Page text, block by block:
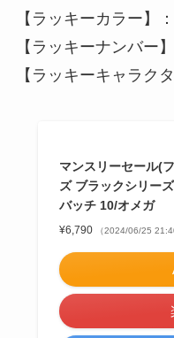
【ラッキーカラー】
【ラッキーナンバー
【ラッキーキャラク
マンスリーセール(
ズ ブラックシリー
バッチ 10/オメガ
¥6,790 （2024/06/25